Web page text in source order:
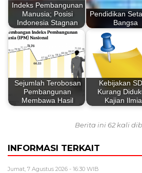
Indeks Pembangunan
Manusia; Posisi
Indonesia Stagnan
Pendidikan
Bangsa
Sejumlah Terobosan
Pembangunan
Membawa Hasil
Kebijakan
Kurang
Kajian
Berita ini 62 kali
INFORMASI TERKAIT
Jumat, 7 Agustus 2026 - 16:30 WIB